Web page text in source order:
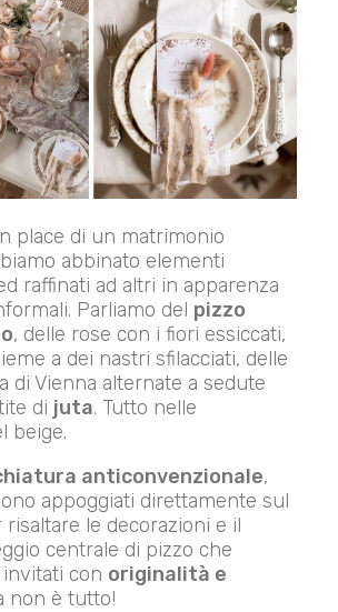
place di un matrimonio
abbinato elementi
raffinati ad altri in apparenza
Parliamo del pizzo
, delle rose con i fiori essiccati,
a dei nastri sfilacciati, delle
di Vienna alternate a sedute
di juta. Tutto nelle
beige.
anticonvenzionale,
appoggiati direttamente sul
le decorazioni e il
centrale di pizzo che
con originalità e
non è tutto!